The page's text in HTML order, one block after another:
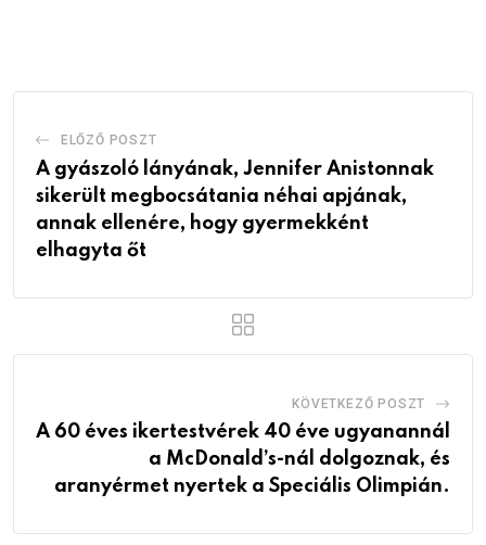
ELŐZŐ POSZT
A gyászoló lányának, Jennifer Anistonnak
sikerült megbocsátania néhai apjának,
annak ellenére, hogy gyermekként
elhagyta őt
KÖVETKEZŐ POSZT
A 60 éves ikertestvérek 40 éve ugyanannál
a McDonald’s-nál dolgoznak, és
aranyérmet nyertek a Speciális Olimpián.